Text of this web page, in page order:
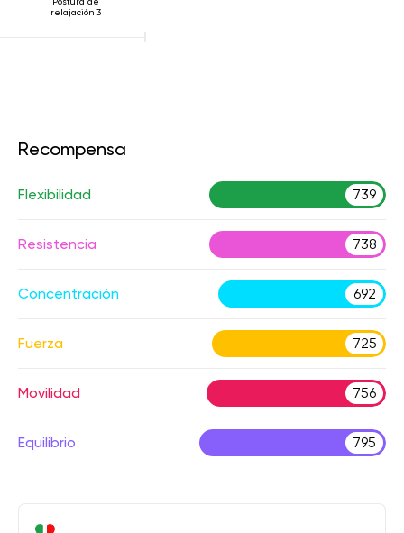
relajación 3
Recompensa
Flexibilidad 739
Resistencia 738
Concentración 692
Fuerza 725
Movilidad 756
Equilibrio 795